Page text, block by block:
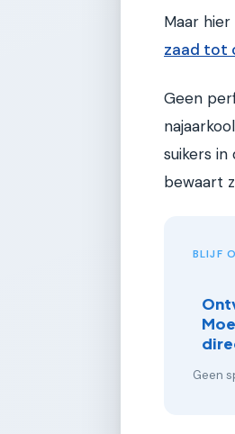
Maar
zaad tot
Geen
suikers
bewaart
BLIJF
Geen